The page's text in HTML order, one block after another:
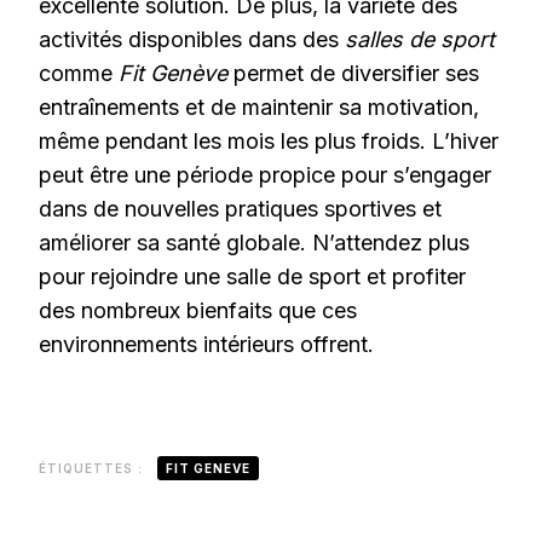
excellente solution. De plus, la variété des
activités disponibles dans des salles de sport
comme Fit Genèvepermet de diversifier ses
entraînements et de maintenir sa motivation,
même pendant les mois les plus froids. L’hiver
peut être une période propice pour s’engager
dans de nouvelles pratiques sportives et
améliorer sa santé globale. N’attendez plus
pour rejoindre une salle de sport et profiter
des nombreux bienfaits que ces
environnements intérieurs offrent.
ÉTIQUETTES : FIT GENEVE